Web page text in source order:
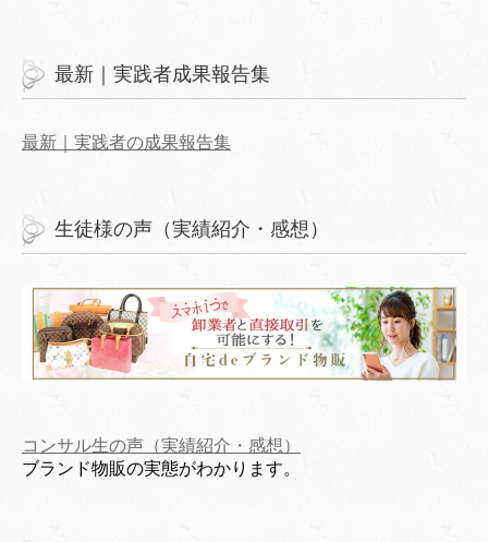
最新｜実践者成果報告集
最新｜実践者の成果報告集
生徒様の声（実績紹介・感想）
コンサル生の声（実績紹介・感想）
ブランド物販の実態がわかります。